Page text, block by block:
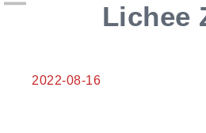
Lichee
2022-08-16